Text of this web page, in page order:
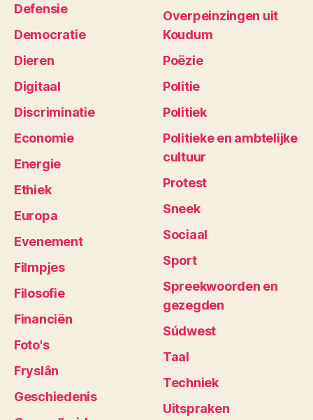
Defensie
Democratie
Dieren
Digitaal
Discriminatie
Economie
Energie
Ethiek
Europa
Evenement
Filmpjes
Filosofie
Financiën
Foto's
Fryslân
Geschiedenis
Overpeinzingen uit
Koudum
Poëzie
Politie
Politiek
Politieke en ambtelijke
cultuur
Protest
Sneek
Sociaal
Sport
Spreekwoorden en
gezegden
Súdwest
Taal
Techniek
Uitspraken